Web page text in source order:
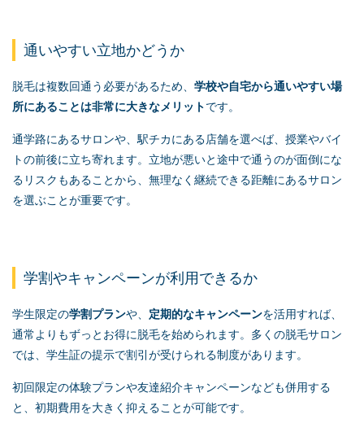
通いやすい立地かどうか
脱毛は複数回通う必要があるため、 学校や自宅から通いやすい場
所にあることは非常に大きなメリットです。
通学路にあるサロンや、駅チカにある店舗を選べば、授業やバイ
トの前後に立ち寄れます。立地が悪いと途中で通うのが面倒にな
るリスクもあることから、無理なく継続できる距離にあるサロン
を選ぶことが重要です。
学割やキャンペーンが利用できるか
学生限定の学割プランや、 定期的なキャンペーンを活用すれば、
通常よりもずっとお得に脱毛を始められます。多くの脱毛サロン
では、学生証の提示で割引が受けられる制度があります。
初回限定の体験プランや友達紹介キャンペーンなども併用する
と、初期費用を大きく抑えることが可能です。